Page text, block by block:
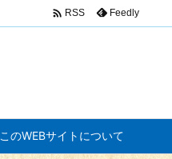
このWEBサイトについて
 RSS Feedly